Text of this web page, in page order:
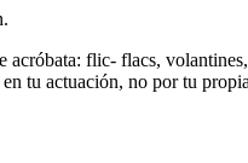
flic- flacs,
tu actuación, no por tu